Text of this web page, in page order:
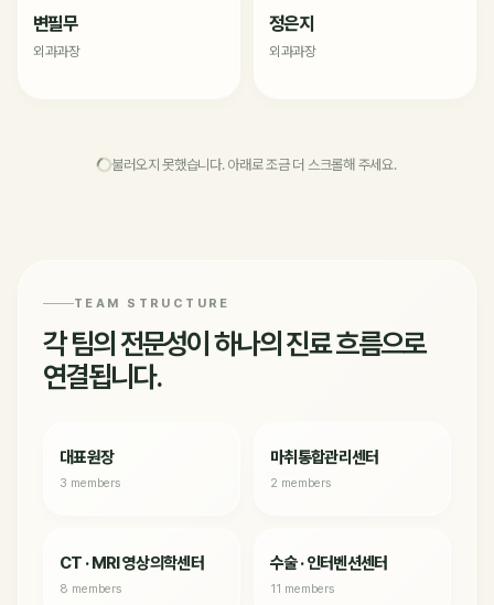
변필무
외과과장
정은지
외과과장
불러오지 못했습니다. 아래로 조금 더 스크롤해 주세요.
TEAM STRUCTURE
각 팀의 전문성이 하나의 진료 흐름으로
연결됩니다.
대표원장
3 members
마취통합관리센터
2 members
CT · MRI 영상의학센터
8 members
수술 · 인터벤션센터
11 members